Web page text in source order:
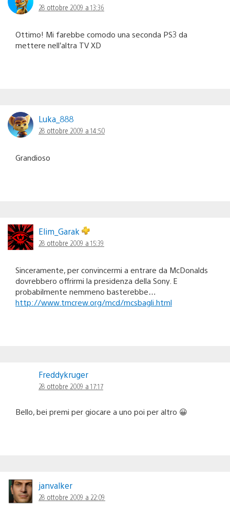
28 ottobre 2009 a 13:36
Ottimo! Mi farebbe comodo una seconda PS3 da
mettere nell’altra TV XD
Luka_888
28 ottobre 2009 a 14:50
Grandioso
Elim_Garak
28 ottobre 2009 a 15:39
Sinceramente, per convincermi a entrare da McDonalds
dovrebbero offrirmi la presidenza della Sony. E
probabilmente nemmeno basterebbe…
http://www.tmcrew.org/mcd/mcsbagli.html
Freddykruger
28 ottobre 2009 a 17:17
Bello, bei premi per giocare a uno poi per altro 😀
janvalker
28 ottobre 2009 a 22:09